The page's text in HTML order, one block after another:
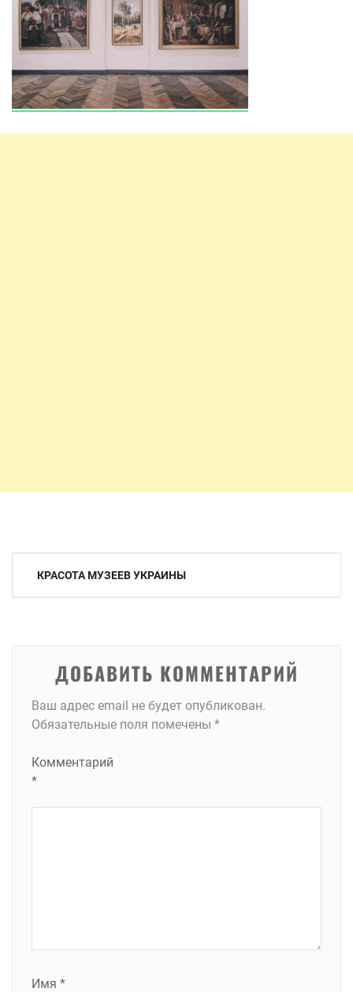
Навигация
КРАСОТА МУЗЕЕВ УКРАИНЫ
ДОБАВИТЬ КОММЕНТАРИЙ
Ваш адрес email не будет опубликован.
Обязательные поля помечены *
Комментарий
*
Имя *